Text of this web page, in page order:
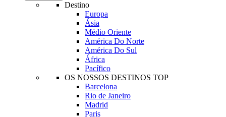
Destino
Europa
Ásia
Médio Oriente
América Do Norte
América Do Sul
África
Pacífico
OS NOSSOS DESTINOS TOP
Barcelona
Rio de Janeiro
Madrid
Paris